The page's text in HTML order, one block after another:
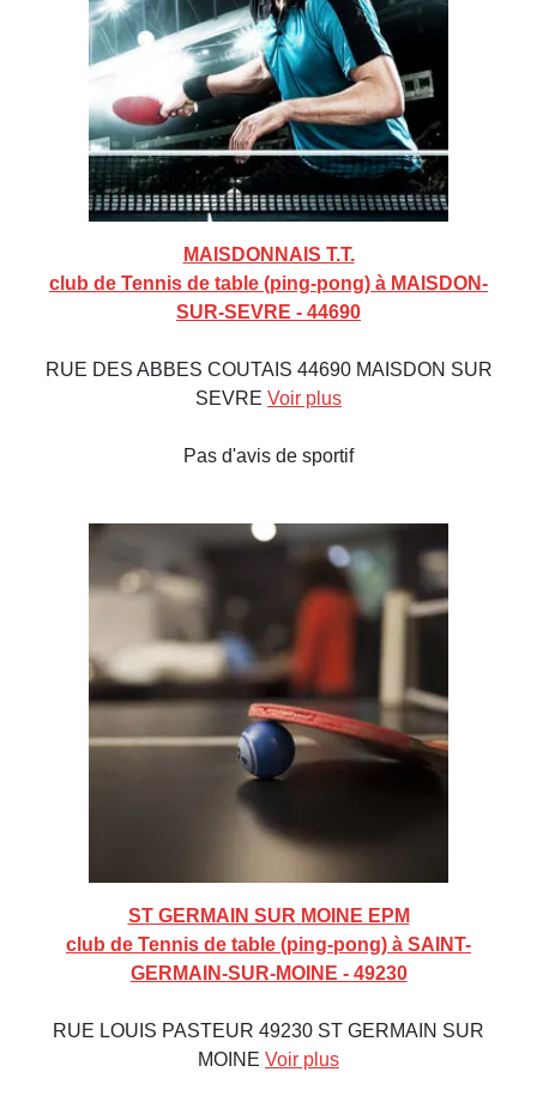
MAISDONNAIS T.T.
club de Tennis de table (ping-pong) à MAISDON-
SUR-SEVRE - 44690
RUE DES ABBES COUTAIS 44690 MAISDON SUR
SEVRE Voir plus
Pas d'avis de sportif
ST GERMAIN SUR MOINE EPM
club de Tennis de table (ping-pong) à SAINT-
GERMAIN-SUR-MOINE - 49230
RUE LOUIS PASTEUR 49230 ST GERMAIN SUR
MOINE Voir plus